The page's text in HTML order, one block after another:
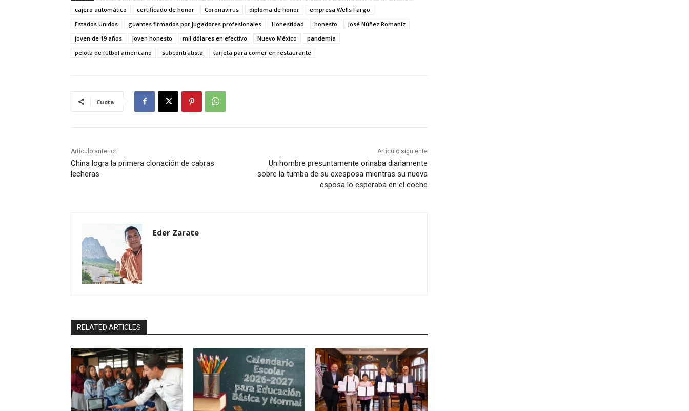
cajero automático
certificado de honor Coronavirus diploma de honor
empresa Wells Fargo
Estados Unidos
guantes firmados por jugadores profesionales Honestidad honesto
José Núñez Romaniz
joven de 19 años
joven honesto mil dólares en efectivo Nuevo México
pandemia
pelota de fútbol americano
subcontratista tarjeta para comer en restaurante
Cuota
Artículo anterior
China logra la primera clonación de cabras
lecheras
Artículo siguiente
Un hombre presuntamente orinaba diariamente
sobre la tumba de su exesposa mientras su nueva
esposa lo esperaba en el coche
Eder Zarate
RELATED ARTICLES